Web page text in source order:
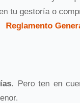
tu gestoría o
Reglamento
. Pero ten en